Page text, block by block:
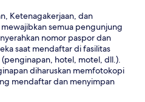
Ketenagakerjaan, dan
semua pengunjung
nomor paspor dan
saat mendaftar di fasilitas
hotel, motel, dll.).
diharuskan memfotokopi
mendaftar dan menyimpan